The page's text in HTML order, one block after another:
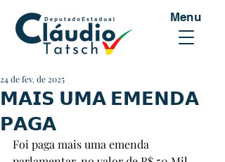
Menu
𝗠𝗔𝗜𝗦 𝗨𝗠𝗔 𝗘𝗠𝗘𝗡𝗗𝗔
𝗣𝗔𝗚𝗔
24 de fev. de 2025
Foi paga mais uma emenda